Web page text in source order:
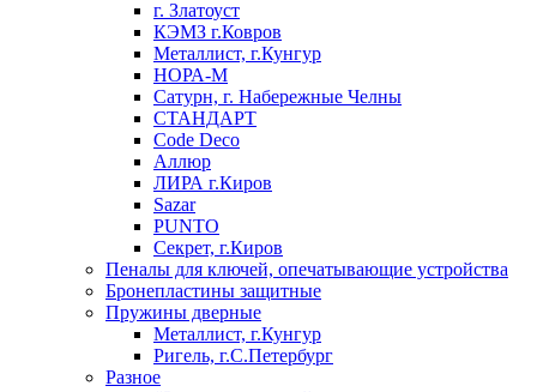
г. Златоуст
КЭМЗ г.Ковров
Металлист, г.Кунгур
НОРА-М
Сатурн, г. Набережные Челны
СТАНДАРТ
Code Deco
Аллюр
ЛИРА г.Киров
Sazar
PUNTO
Секрет, г.Киров
Пеналы для ключей, опечатывающие устройства
Бронепластины защитные
Пружины дверные
Металлист, г.Кунгур
Ригель, г.С.Петербург
Разное